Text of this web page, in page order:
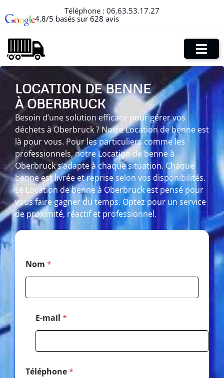
Téléphone : 06.63.53.17.27
4.8/5 basés sur 628 avis
LOCATION DE BENNE
À OBERBRUCK
Besoin d’une solution efficace pour gérer vos
déchets à Oberbruck ? Notre Location de benne est
là pour vous. Pour les particuliers comme les
professionnels, notre Location de benne à
Oberbruck s’adapte à chaque situation. Chaque
benne est livrée et reprise selon vos disponibilités.
Le Location de benne à Oberbruck est pensé pour
vous faire gagner du temps. Optez pour un service
de proximité, réactif et professionnel.
Nom *
E-mail *
Téléphone*